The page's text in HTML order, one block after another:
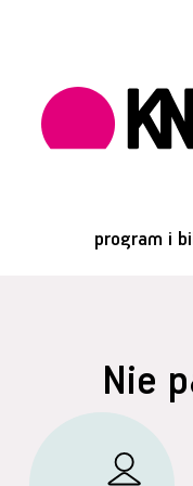
program i
Nie